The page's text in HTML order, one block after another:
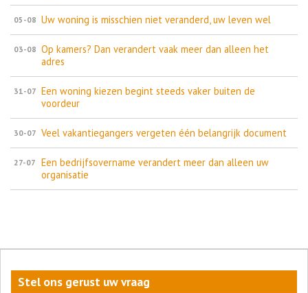
05-08 Uw woning is misschien niet veranderd, uw leven wel
03-08 Op kamers? Dan verandert vaak meer dan alleen het
adres
31-07 Een woning kiezen begint steeds vaker buiten de
voordeur
30-07 Veel vakantiegangers vergeten één belangrijk document
27-07 Een bedrijfsovername verandert meer dan alleen uw
organisatie
Stel ons gerust uw vraag